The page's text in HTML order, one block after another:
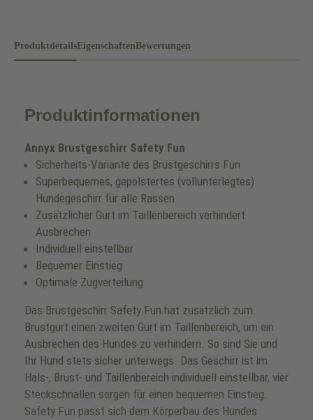
ProduktdetailsEigenschaftenBewertungen
Produktinformationen
Annyx Brustgeschirr Safety Fun
Sicherheits-Variante des Brustgeschirrs Fun
Superbequemes, gepolstertes (vollunterlegtes)
Hundegeschirr für alle Rassen
Zusätzlicher Gurt im Taillenbereich verhindert
Ausbrechen
Individuell einstellbar
Bequemer Einstieg
Optimale Zugverteilung
Das Brustgeschirr Safety Fun hat zusätzlich zum
Brustgurt einen zweiten Gurt im Taillenbereich, um ein
Ausbrechen des Hundes zu verhindern. So sind Sie und
Ihr Hund stets sicher unterwegs. Das Geschirr ist im
Hals-, Brust- und Taillenbereich individuell einstellbar, vier
Steckschnallen sorgen für einen bequemen Einstieg.
Safety Fun passt sich dem Körperbau des Hundes